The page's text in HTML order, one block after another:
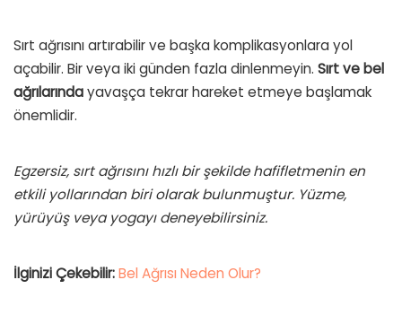
Sırt ağrısını artırabilir ve başka komplikasyonlara yol
açabilir. Bir veya iki günden fazla dinlenmeyin. Sırt ve bel
ağrılarındayavaşça tekrar hareket etmeye başlamak
önemlidir.
Egzersiz, sırt ağrısını hızlı bir şekilde hafifletmenin en
etkili yollarından biri olarak bulunmuştur. Yüzme,
yürüyüş veya yogayı deneyebilirsiniz.
İlginizi Çekebilir:Bel Ağrısı Neden Olur?